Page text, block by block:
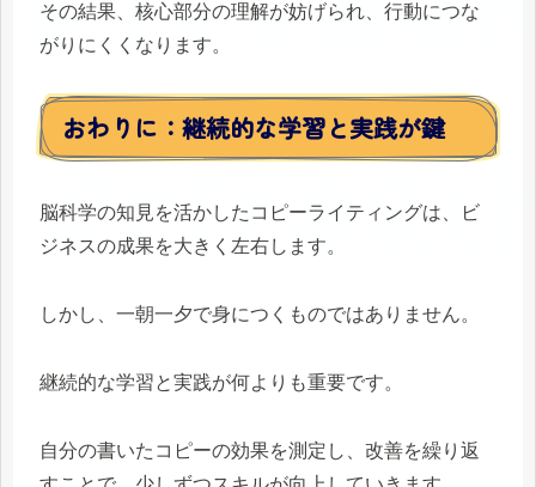
その結果、核心部分の理解が妨げられ、行動につな
がりにくくなります。
おわりに：継続的な学習と実践が鍵
脳科学の知見を活かしたコピーライティングは、ビ
ジネスの成果を大きく左右します。
しかし、一朝一夕で身につくものではありません。
継続的な学習と実践が何よりも重要です。
自分の書いたコピーの効果を測定し、改善を繰り返